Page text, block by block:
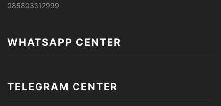
085803312999
WHATSAPP CENTER
TELEGRAM CENTER